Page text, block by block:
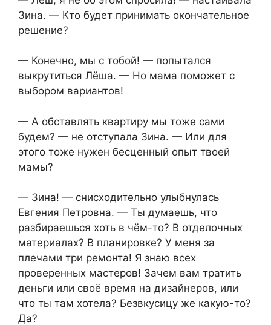
Зина. — Кто будет принимать окончательное
решение?
— Конечно, мы с тобой! — попытался
выкрутиться Лёша. — Но мама поможет с
выбором вариантов!
— А обставлять квартиру мы тоже сами
будем? — не отступала Зина. — Или для
этого тоже нужен бесценный опыт твоей
мамы?
— Зина! — снисходительно улыбнулась
Евгения Петровна. — Ты думаешь, что
разбираешься хоть в чём-то? В отделочных
материалах? В планировке? У меня за
плечами три ремонта! Я знаю всех
проверенных мастеров! Зачем вам тратить
деньги или своё время на дизайнеров, или
что ты там хотела? Безвкусицу же какую-то?
Да?